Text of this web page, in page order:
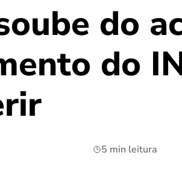
do
do
5 min leitura